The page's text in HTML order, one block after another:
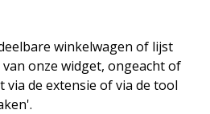
winkelwagen of lijst
onze widget, ongeacht of
via de extensie of via de tool